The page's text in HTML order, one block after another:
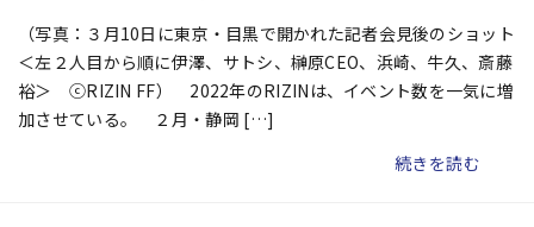
（写真：３月10日に東京・目黒で開かれた記者会見後のショット
＜左２人目から順に伊澤、サトシ、榊原CEO、浜崎、牛久、斎藤
裕＞ ⓒRIZIN FF） 2022年のRIZINは、イベント数を一気に増
加させている。 ２月・静岡 […]
続きを読む